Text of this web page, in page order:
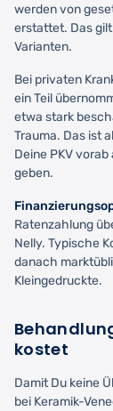
werden von
erstattet. Das
Varianten.
Bei privaten
ein Teil
etwa stark
Trauma. Das ist
Deine PKV
geben.
Ratenzahlung
Nelly. Typische
danach
Kleingedruckte.
kostet
Damit Du keine
bei Keramik-